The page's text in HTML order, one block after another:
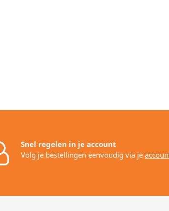
Snel regelen in je account
Volg je bestellingen eenvoudig via je